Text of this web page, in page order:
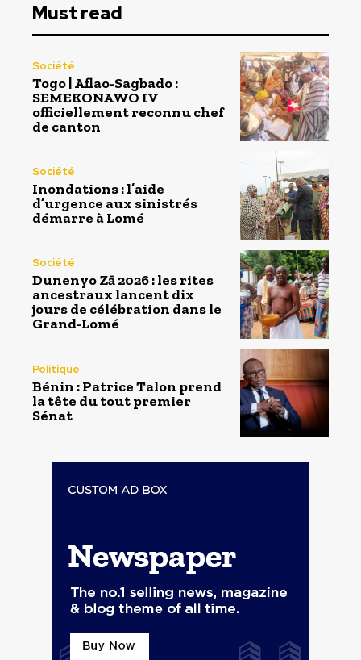
Must read
Société
Togo | Aflao-Sagbado :
SEMEKONAWO IV
officiellement reconnu chef
de canton
Société
Inondations : l’aide
d’urgence aux sinistrés
démarre à Lomé
Société
Dunenyo Zā 2026 : les rites
ancestraux lancent dix
jours de célébration dans le
Grand-Lomé
Politique
Bénin : Patrice Talon prend
la tête du tout premier
Sénat